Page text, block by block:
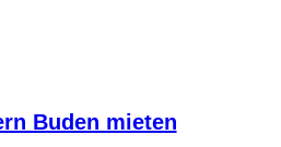
Buden mieten